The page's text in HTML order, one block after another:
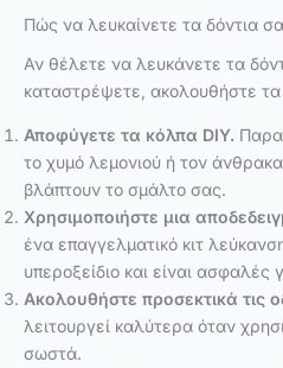
Πώς να λευκαίνετε τα δόντια
Αν θέλετε να λευκάνετε τα
καταστρέψετε, ακολουθήστε
Αποφύγετε τα κόλπα DIY.
το χυμό λεμονιού ή τον
βλάπτουν το σμάλτο σας.
Χρησιμοποιήστε μια
ένα επαγγελματικό κιτ
υπεροξείδιο και είναι ασφαλές
Ακολουθήστε προσεκτικά τις
λειτουργεί καλύτερα όταν
σωστά.